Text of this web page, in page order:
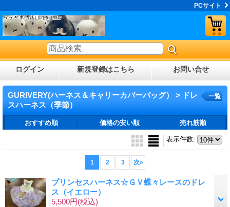
PCサイト
ログイン 新規登録はこちら お問い合せ
GURIVERY(ハーネス＆キャリーカバーバッグ） > ドレ
スハーネス（季節）
一覧
おすすめ順 価格の安い順 売れ筋順
表示件数:
1 2 3 次»
プリンセスハーネス☆ＧＶ蝶々レースのドレ
ス（イエロー）
5,500円(税込)